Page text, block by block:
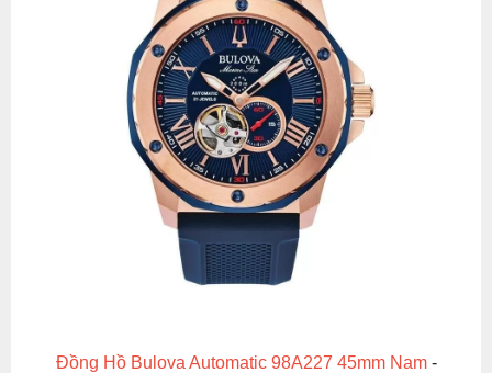
Đồng Hồ Bulova Automatic 98A227 45mm Nam-